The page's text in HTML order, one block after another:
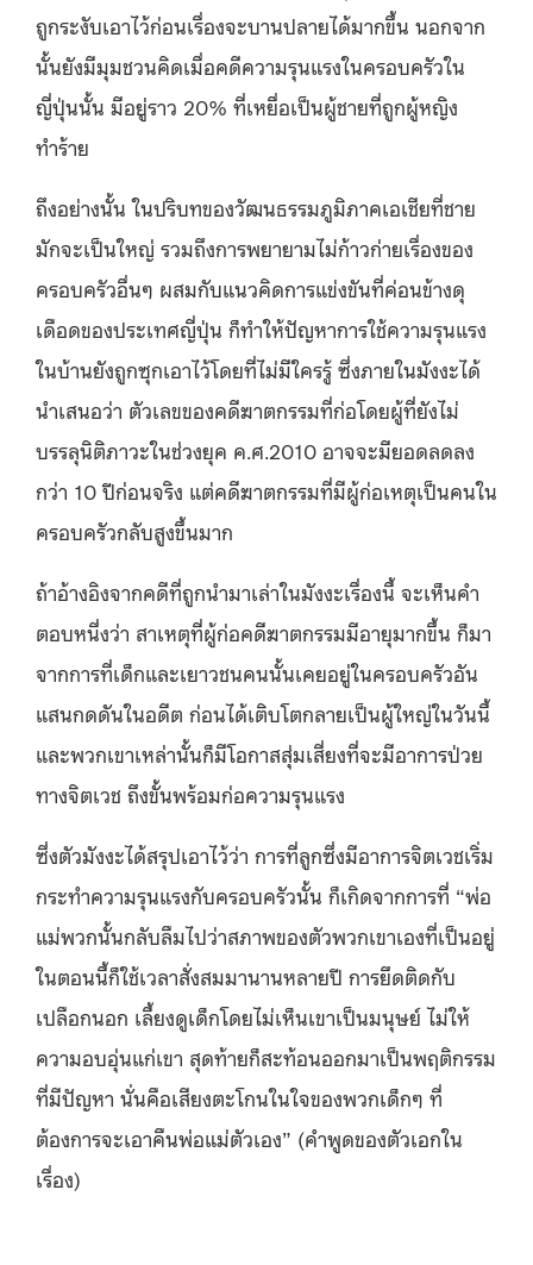
ถูกระงับเอาไว้ก่อนเรื่องจะบานปลายได้มากขึ้น นอกจาก
นั้นยังมีมุมชวนคิดเมื่อคดีความรุนแรงในครอบครัวใน
ญี่ปุ่นนั้น มีอยู่ราว 20% ที่เหยื่อเป็นผู้ชายที่ถูกผู้หญิง
ทำร้าย
ถึงอย่างนั้น ในปริบทของวัฒนธรรมภูมิภาคเอเชียที่ชาย
มักจะเป็นใหญ่ รวมถึงการพยายามไม่ก้าวก่ายเรื่องของ
ครอบครัวอื่นๆ ผสมกับแนวคิดการแข่งขันที่ค่อนข้างดุ
เดือดของประเทศญี่ปุ่น ก็ทำให้ปัญหาการใช้ความรุนแรง
ในบ้านยังถูกซุกเอาไว้โดยที่ไม่มีใครรู้ ซึ่งภายในมังงะได้
นำเสนอว่า ตัวเลขของคดีฆาตกรรมที่ก่อโดยผู้ที่ยังไม่
บรรลุนิติภาวะในช่วงยุค ค.ศ.2010 อาจจะมียอดลดลง
กว่า 10 ปีก่อนจริง แต่คดีฆาตกรรมที่มีผู้ก่อเหตุเป็นคนใน
ครอบครัวกลับสูงขึ้นมาก
ถ้าอ้างอิงจากคดีที่ถูกนำมาเล่าในมังงะเรื่องนี้ จะเห็นคำ
ตอบหนึ่งว่า สาเหตุที่ผู้ก่อคดีฆาตกรรมมีอายุมากขึ้น ก็มา
จากการที่เด็กและเยาวชนคนนั้นเคยอยู่ในครอบครัวอัน
แสนกดดันในอดีต ก่อนได้เติบโตกลายเป็นผู้ใหญ่ในวันนี้
และพวกเขาเหล่านั้นก็มีโอกาสสุ่มเสี่ยงที่จะมีอาการป่วย
ทางจิตเวช ถึงขั้นพร้อมก่อความรุนแรง
ซึ่งตัวมังงะได้สรุปเอาไว้ว่า การที่ลูกซึ่งมีอาการจิตเวชเริ่ม
กระทำความรุนแรงกับครอบครัวนั้น ก็เกิดจากการที่ “พ่อ
แม่พวกนั้นกลับลืมไปว่าสภาพของตัวพวกเขาเองที่เป็นอยู่
ในตอนนี้ก็ใช้เวลาสั่งสมมานานหลายปี การยึดติดกับ
เปลือกนอก เลี้ยงดูเด็กโดยไม่เห็นเขาเป็นมนุษย์ ไม่ให้
ความอบอุ่นแก่เขา สุดท้ายก็สะท้อนออกมาเป็นพฤติกรรม
ที่มีปัญหา นั่นคือเสียงตะโกนในใจของพวกเด็กๆ ที่
ต้องการจะเอาคืนพ่อแม่ตัวเอง” (คำพูดของตัวเอกใน
เรื่อง)